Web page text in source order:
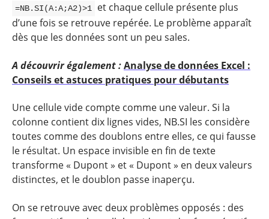
=NB.SI(A:A;A2)>1
et chaque cellule présente plus
d’une fois se retrouve repérée. Le problème apparaît
dès que les données sont un peu sales.
A découvrir également :Analyse de données Excel :
Conseils et astuces pratiques pour débutants
Une cellule vide compte comme une valeur. Si la
colonne contient dix lignes vides, NB.SI les considère
toutes comme des doublons entre elles, ce qui fausse
le résultat. Un espace invisible en fin de texte
transforme « Dupont » et « Dupont » en deux valeurs
distinctes, et le doublon passe inaperçu.
On se retrouve avec deux problèmes opposés : des